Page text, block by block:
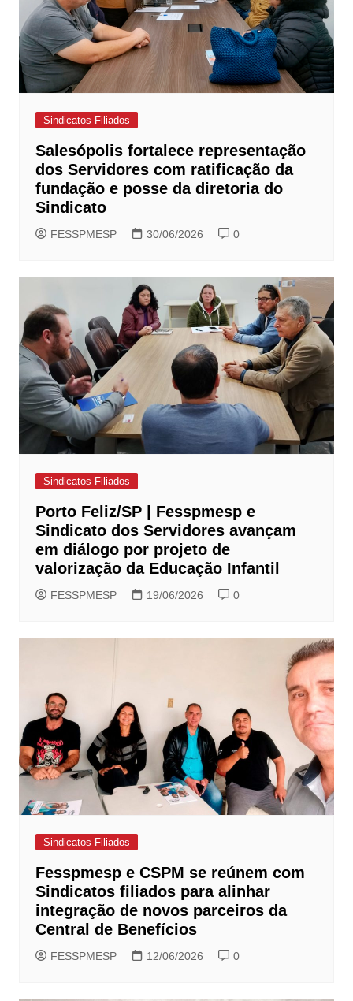
Sindicatos Filiados
Salesópolis fortalece representação
dos Servidores com ratificação da
fundação e posse da diretoria do
Sindicato
FESSPMESP 30/06/2026 0
Sindicatos Filiados
Porto Feliz/SP | Fesspmesp e
Sindicato dos Servidores avançam
em diálogo por projeto de
valorização da Educação Infantil
FESSPMESP 19/06/2026 0
Sindicatos Filiados
Fesspmesp e CSPM se reúnem com
Sindicatos filiados para alinhar
integração de novos parceiros da
Central de Benefícios
FESSPMESP 12/06/2026 0